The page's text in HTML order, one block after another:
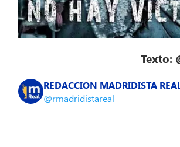
Texto:
REDACCION MADRIDISTA
@rmadridistareal